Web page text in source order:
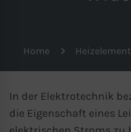
Home
In der Elektrotechnik
die Eigenschaft eines